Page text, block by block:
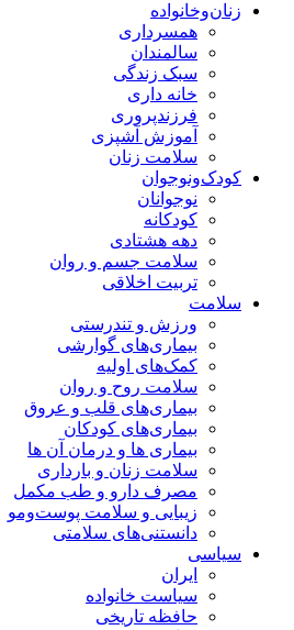
زنان‌وخانواده
همسرداری
سالمندان
سبک زندگی
خانه داری
فرزندپروری
آموزش آشپزی
سلامت زنان
کودک‌ونوجوان
نوجوانان
کودکانه
دهه هشتادی
سلامت جسم و روان
تربیت اخلاقی
سلامت
ورزش و تندرستی
بیماری‌های گوارشی
کمک‌های اولیه
سلامت روح و روان
بیماری‌های قلب و عروق
بیماری‌های کودکان
بیماری ها و درمان آن ها
سلامت زنان و بارداری
مصرف دارو و طب مکمل
زیبایی و سلامت پوست‌ومو
دانستنی‌های سلامتی
سیاسی
ایران
سیاست خانواده
حافظه تاریخی